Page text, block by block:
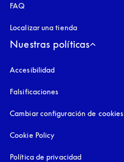
FAQ
Localizar una tienda
Nuestras políticas
Accesibilidad
Falsificaciones
Cambiar configuración de cookies
Cookie Policy
Política de privacidad